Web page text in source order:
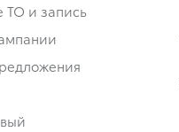
ТО и запись